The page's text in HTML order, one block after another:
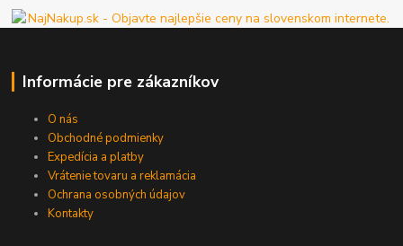
Informácie pre zákazníkov
O nás
Obchodné podmienky
Expedícia a platby
Vrátenie tovaru a reklamácia
Ochrana osobných údajov
Kontakty